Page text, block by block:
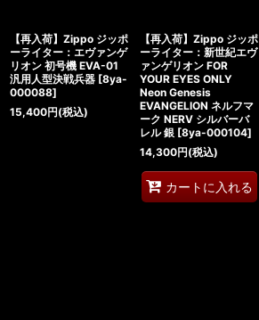
【再入荷】Zippo ジッポ
ーライター：エヴァンゲ
リオン 初号機 EVA-01
汎用人型決戦兵器 [8ya-
000088]
15,400円(税込)
【再入荷】Zippo ジッポ
ーライター：新世紀エヴ
ァンゲリオン FOR
YOUR EYES ONLY
Neon Genesis
EVANGELION ネルフマ
ーク NERV シルバーバ
レル 銀 [8ya-000104]
14,300円(税込)
カートに入れる